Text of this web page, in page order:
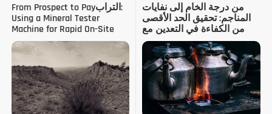
From Prospect to Payالتراب:
Using a Mineral Tester
Machine for Rapid On-Site
Assays (باللغة الإنجليزية)
من درجة الخام إلى نفايات
المناجم: تحقيق الحد الأقصى
من الكفاءة في التعدين مع
EDXR المحمولة